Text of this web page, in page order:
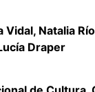
Vidal, Natalia
Draper